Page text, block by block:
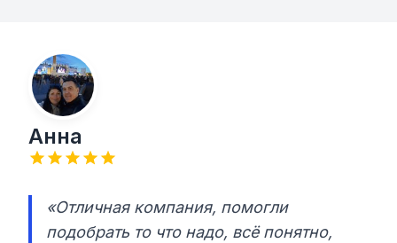
Анна
«Отличная компания, помогли
подобрать то что надо, всё понятно,